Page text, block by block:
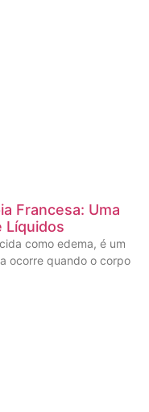
Francesa: Uma
Líquidos
como edema, é um
ocorre quando o corpo